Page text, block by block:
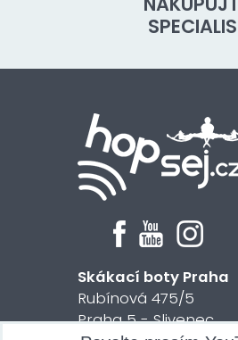
Skákací boty Praha
Rubínová 475/5
Praha 5 - Slivenec